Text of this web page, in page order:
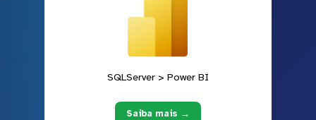
SQLServer > Power BI
Saiba mais →